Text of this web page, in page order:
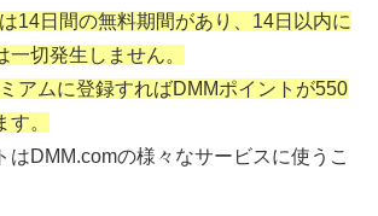
14日間の無料期間があり、14日以内に
切発生しません。
アムに登録すればDMMポイントが550
。
はDMM.comの様々なサービスに使うこ